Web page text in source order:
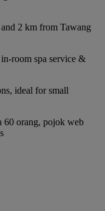
2 km from Tawang
room spa service &
ideal for small
60 orang, pojok web